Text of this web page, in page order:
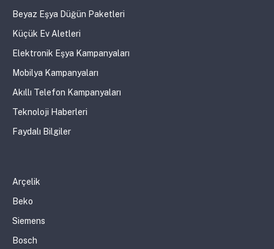
Beyaz Eşya Düğün Paketleri
Küçük Ev Aletleri
Elektronik Eşya Kampanyaları
Mobilya Kampanyaları
Akıllı Telefon Kampanyaları
Teknoloji Haberleri
Faydalı Bilgiler
Arçelik
Beko
Siemens
Bosch